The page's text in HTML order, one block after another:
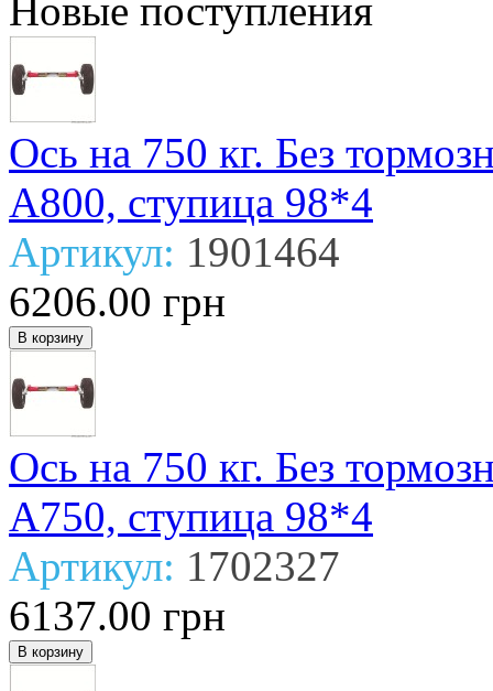
Новые поступления
Ось на 750 кг. Без
А800, ступица 98*4
Артикул: 1901464
6206.00 грн
Ось на 750 кг. Без
А750, ступица 98*4
Артикул: 1702327
6137.00 грн